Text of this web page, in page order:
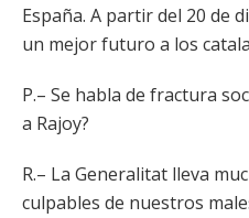
España. A partir del 20 de
un mejor futuro a los
P.– Se habla de fractura
a Rajoy?
R.– La Generalitat lleva
culpables de nuestros